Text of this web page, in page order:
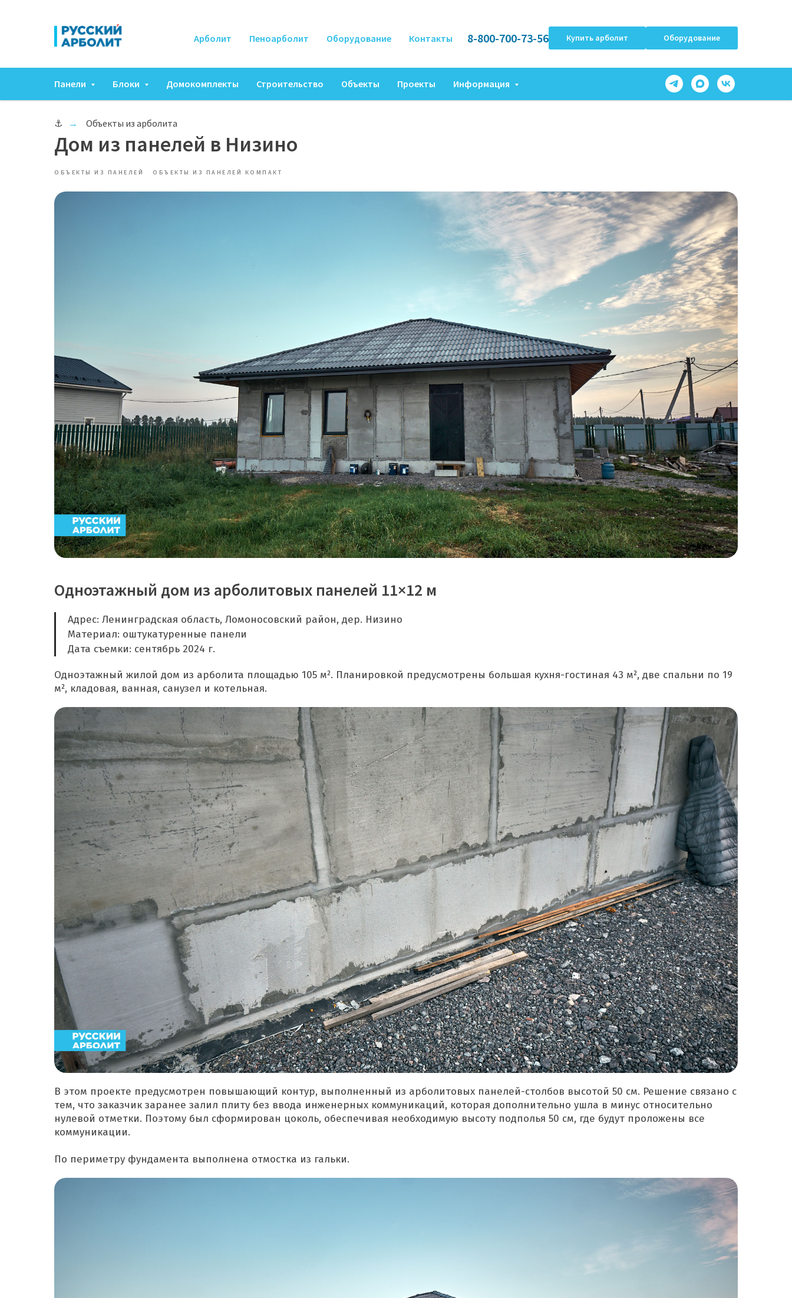
Арболит Пеноарболит Оборудование Контакты 8-800-700-73-56 Купить арболит Оборудование
Панели Блоки Домокомплекты Строительство Объекты Проекты Информация
⚓ → Объекты из арболита
Дом из панелей в Низино
ОБЪЕКТЫ ИЗ ПАНЕЛЕЙ ОБЪЕКТЫ ИЗ ПАНЕЛЕЙ КОМПАКТ
Одноэтажный дом из арболитовых панелей 11×12 м
Адрес: Ленинградская область, Ломоносовский район, дер. Низино
Материал: оштукатуренные панели
Дата съемки: сентябрь 2024 г.
Одноэтажный жилой дом из арболита площадью 105 м². Планировкой предусмотрены большая кухня-гостиная 43 м², две спальни по 19
м², кладовая, ванная, санузел и котельная.
В этом проекте предусмотрен повышающий контур, выполненный из арболитовых панелей-столбов высотой 50 см. Решение связано с
тем, что заказчик заранее залил плиту без ввода инженерных коммуникаций, которая дополнительно ушла в минус относительно
нулевой отметки. Поэтому был сформирован цоколь, обеспечивая необходимую высоту подполья 50 см, где будут проложены все
коммуникации.
По периметру фундамента выполнена отмостка из гальки.